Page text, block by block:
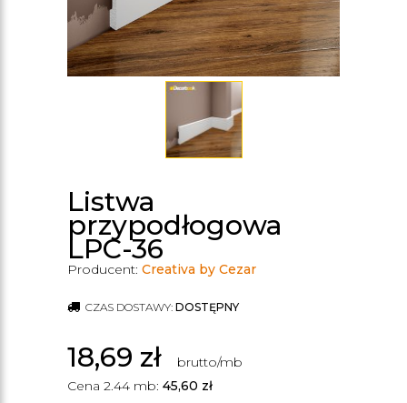
Listwa
przypodłogowa
LPC-36
Producent: Creativa by Cezar
CZAS DOSTAWY: DOSTĘPNY
18,69 zł
brutto/mb
Cena 2.44 mb: 45,60 zł